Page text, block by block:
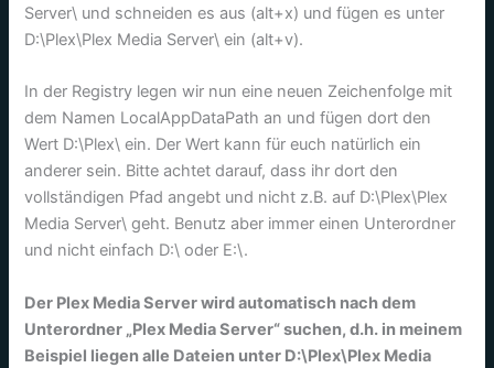
Server\ und schneiden es aus (alt+x) und fügen es unter
D:\Plex\Plex Media Server\ ein (alt+v).
In der Registry legen wir nun eine neuen Zeichenfolge mit
dem Namen LocalAppDataPath an und fügen dort den
Wert D:\Plex\ ein. Der Wert kann für euch natürlich ein
anderer sein. Bitte achtet darauf, dass ihr dort den
vollständigen Pfad angebt und nicht z.B. auf D:\Plex\Plex
Media Server\ geht. Benutz aber immer einen Unterordner
und nicht einfach D:\ oder E:\.
Der Plex Media Server wird automatisch nach dem
Unterordner „Plex Media Server“ suchen, d.h. in meinem
Beispiel liegen alle Dateien unter D:\Plex\Plex Media